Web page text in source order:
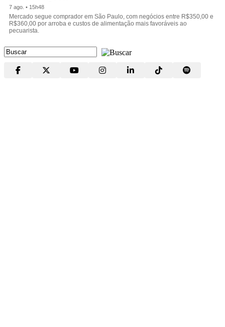
7 ago. • 15h48
Mercado segue comprador em São Paulo, com negócios entre R$350,00 e
R$360,00 por arroba e custos de alimentação mais favoráveis ao
pecuarista.